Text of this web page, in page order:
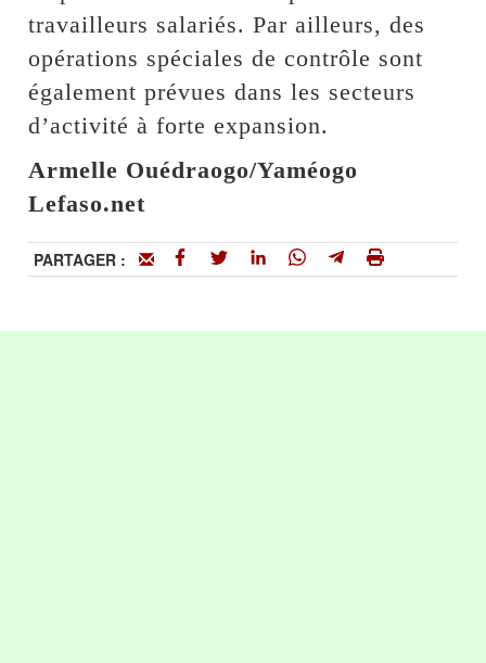
travailleurs salariés. Par ailleurs, des
opérations spéciales de contrôle sont
également prévues dans les secteurs
d’activité à forte expansion.
Armelle Ouédraogo/Yaméogo
Lefaso.net
PARTAGER :